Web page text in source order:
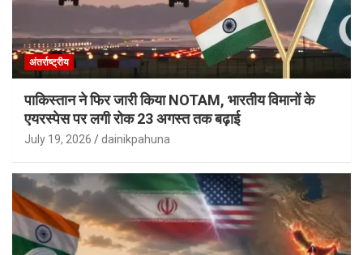
अंतर्राष्ट्रीय
पाकिस्तान ने फिर जारी किया NOTAM, भारतीय विमानों के
एयरस्पेस पर लगी रोक 23 अगस्त तक बढ़ाई
July 19, 2026 dainikpahuna